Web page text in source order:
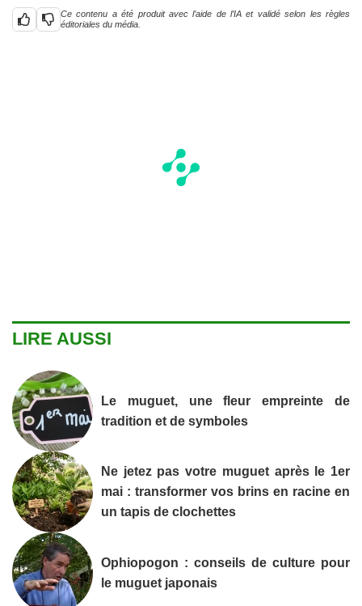
Ce contenu a été produit avec l’aide de l’IA et validé selon les règles
éditoriales du média.
LIRE AUSSI
Le muguet, une fleur empreinte de
tradition et de symboles
Ne jetez pas votre muguet après le 1er
mai : transformer vos brins en racine en
un tapis de clochettes
Ophiopogon : conseils de culture pour
le muguet japonais